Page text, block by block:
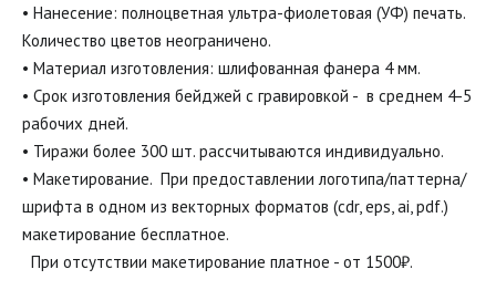
• Нанесение: полноцветная ультра-фиолетовая (УФ) печать.
Количество цветов неограничено.
• Материал изготовления: шлифованная фанера 4 мм.
• Срок изготовления бейджей с гравировкой -  в среднем 4-5
рабочих дней.
• Тиражи более 300 шт. рассчитываются индивидуально.
• Макетирование.  При предоставлении логотипа/паттерна/
шрифта в одном из векторных форматов (cdr, eps, ai, pdf.)
макетирование бесплатное.
  При отсутствии макетирование платное - от 1500₽.